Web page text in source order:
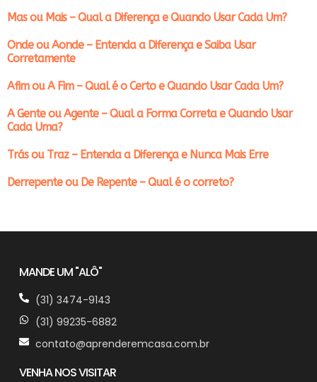
Mas ou Mais – Qual a Diferença e Quando Usar Cada Um?
Onde ou Aonde – Entenda a Diferença e Saiba Usar
Corretamente
Afim ou A Fim – Qual é o Certo e Quando Usar Cada Um?
A Gente ou Agente – Qual a Forma Correta e Quando Usar
Cada Uma?
Trás ou Traz – Entenda a Diferença e Nunca Mais Erre
Derrepente ou De Repente – Qual é o correto?
MANDE UM "ALÔ"
(31) 3474-9143
(31) 99235-6882
contato@aprenderemcasa.com.br
VENHA NOS VISITAR